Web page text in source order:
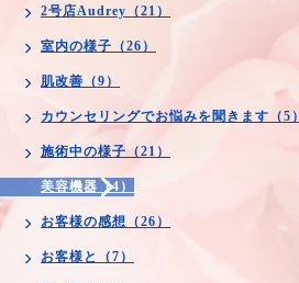
2号店Audrey（21）
室内の様子（26）
肌改善（9）
カウンセリングでお悩みを聞きます（5）
施術中の様子（21）
美容機器（4）
お客様の感想（26）
お客様と（7）